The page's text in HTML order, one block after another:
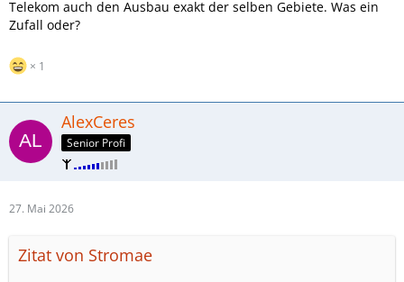
Telekom auch den Ausbau exakt der selben Gebiete. Was ein
Zufall oder?
1
AlexCeres
Senior Profi
27. Mai 2026
Zitat von Stromae